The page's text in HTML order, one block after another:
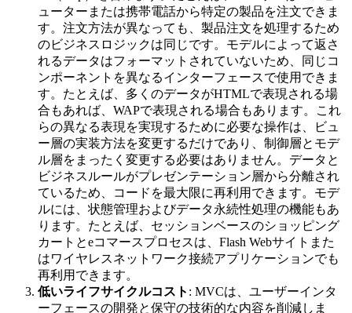
ューターまたは携帯電話から特定の製品を注文できま
す。注文方法が異なっても、製品注文を処理するため
のビジネスロジックは同じです。モデルによって返さ
れるデータはフォーマットされていないため、同じコ
ンポーネントを異なるインターフェースで使用できま
す。たとえば、多くのデータがHTMLで表現される場
合もあれば、WAPで表現される場合もあります。これ
らの異なる表現を実現するために必要な操作は、ビュ
ー層の実装方法を変更するだけであり、制御層とモデ
ル層をまったく変更する必要はありません。データと
ビジネスルールがプレゼンテーション層から分離され
ているため、コードを最大限に再利用できます。モデ
ルには、状態管理およびデータ永続性処理の機能もあ
ります。たとえば、セッションベースのショッピング
カートとeコマースプロセスは、Flash Webサイトまた
はワイヤレスネットワーク接続アプリケーションでも
再利用できます。
低いライフサイクルコスト : MVCは、ユーザーインタ
ーフェースの開発と保守の技術的な内容を削減しま